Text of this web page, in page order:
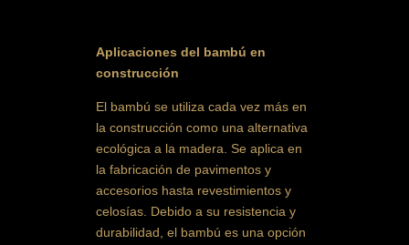
Aplicaciones del bambú en
construcción
El bambú se utiliza cada vez más en
la construcción como una alternativa
ecológica a la madera. Se aplica en
la fabricación de pavimentos y
accesorios hasta revestimientos y
celosías. Debido a su resistencia y
durabilidad, el bambú es una opción